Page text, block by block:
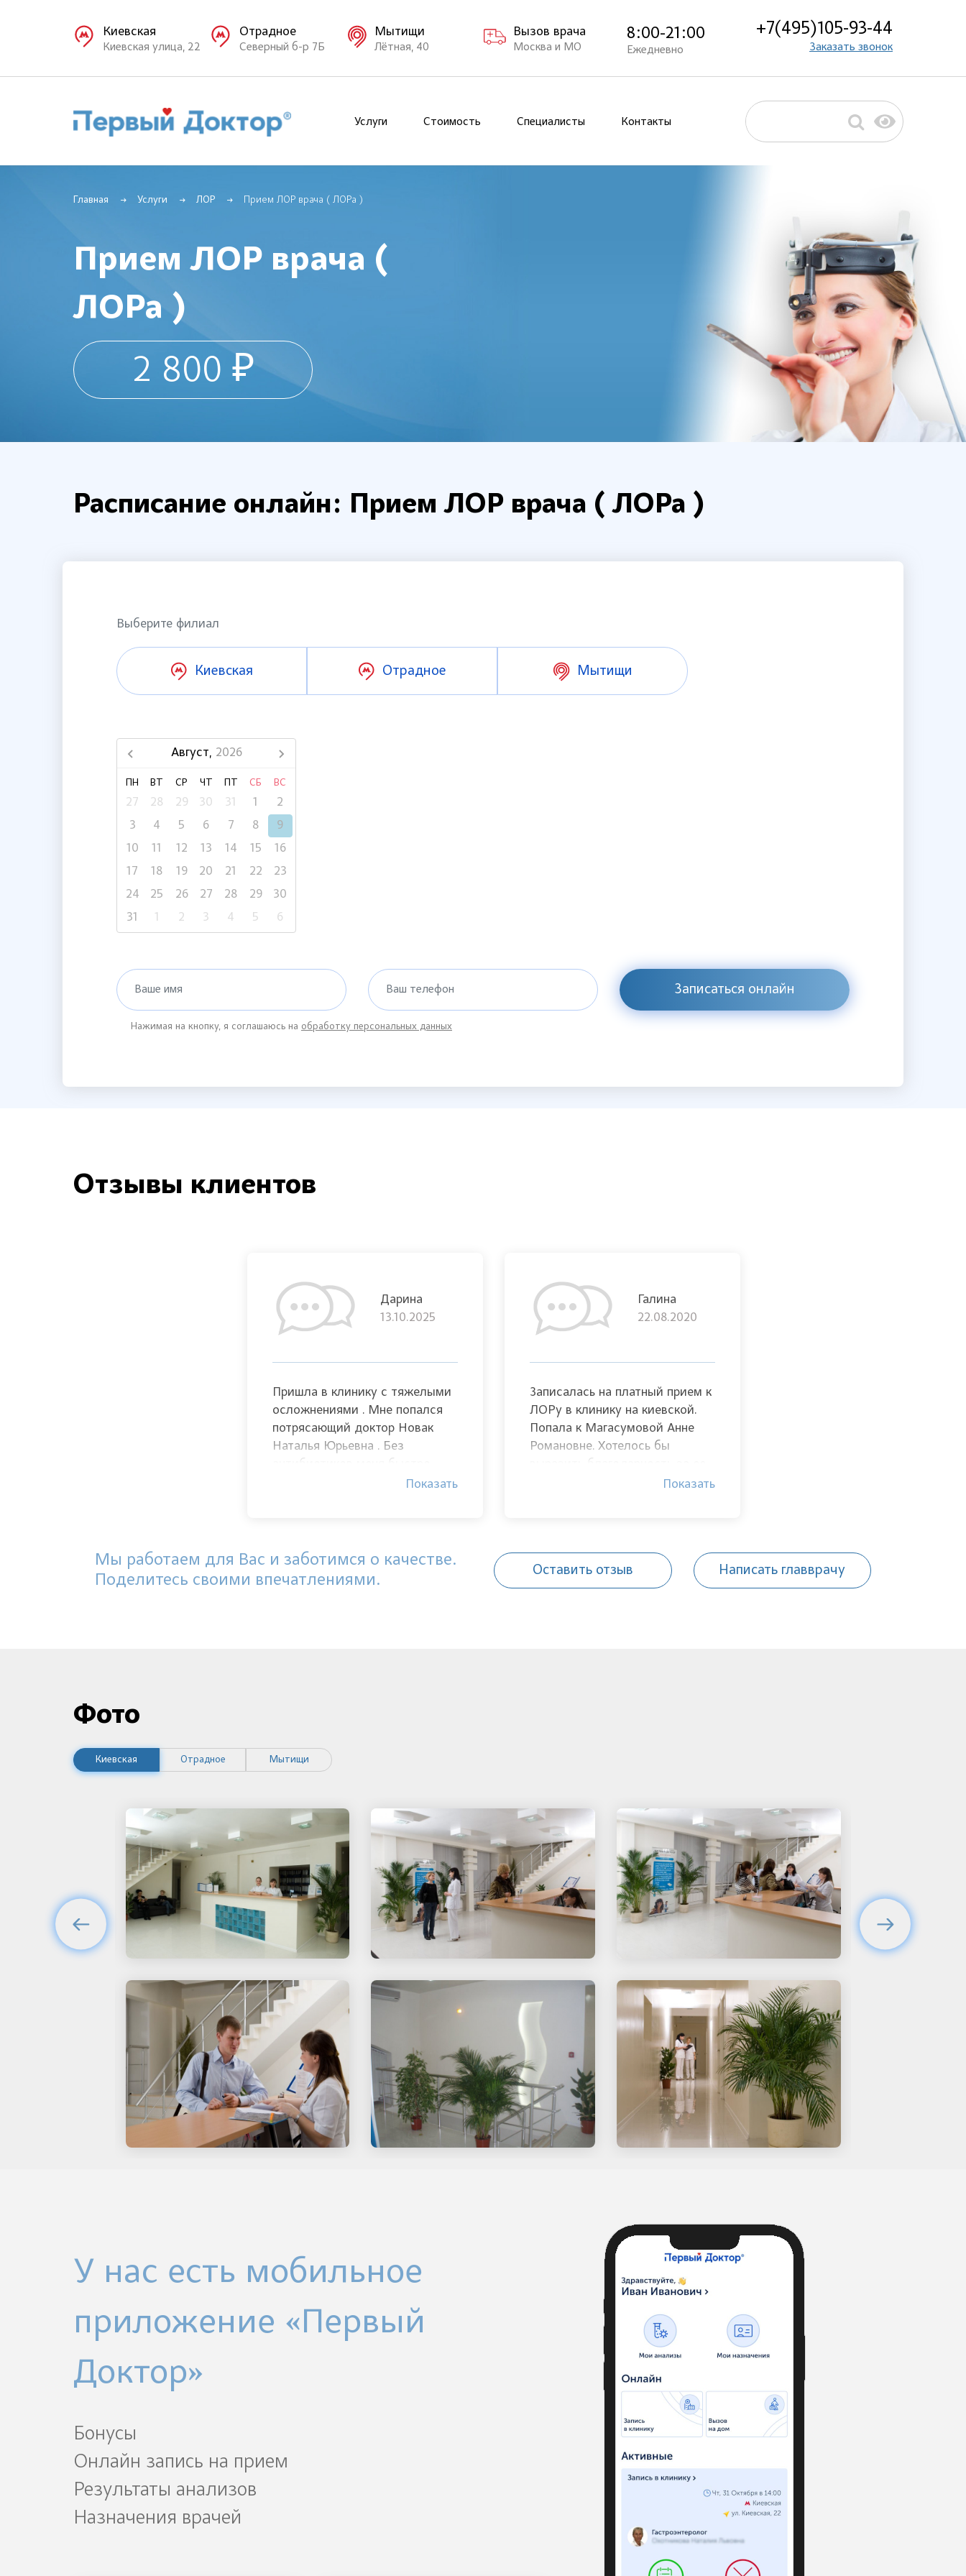
Киевская
Киевская улица, 22
Отрадное
Северный б-р 7Б
Мытищи
Лётная, 40
Вызов врача
Москва и МО
8:00-21:00
Ежедневно
+7(495)105-93-44
Заказать звонок
Услуги Стоимость Специалисты Контакты
Главная Услуги ЛОР Прием ЛОР врача ( ЛОРа )
Прием ЛОР врача (
ЛОРа )
2 800 ₽
Расписание онлайн: Прием ЛОР врача ( ЛОРа )
Выберите филиал
Киевская Отрадное Мытищи
Август, 2026
ПН ВТ СР ЧТ ПТ СБ ВС
27 28 29 30 31 1
2
3
4 5 6 7 8
9
10
11 12 13 14 15
16
17
18 19 20 21 22
23
24
25 26 27 28 29
30
31
1 2 3 4 5 6
Ваше имя Ваш телефон Записаться онлайн
Нажимая на кнопку, я соглашаюсь на обработку персональных данных
Отзывы клиентов
Дарина
13.10.2025
Пришла в клинику с тяжелыми
осложнениями . Мне попался
потрясающий доктор Новак
Наталья Юрьевна . Без
поставили на ноги . Большая
Показать
Галина
22.08.2020
Записалась на платный прием к
ЛОРу в клинику на киевской.
Попала к Магасумовой Анне
Романовне. Хотелось бы
разъяснила что и как. Спасибо!
Показать
Мы работаем для Вас и заботимся о качестве.
Поделитесь своими впечатлениями.
Оставить отзыв Написать главврачу
Фото
Киевская Отрадное Мытищи
У нас есть мобильное
приложение «Первый
Доктор»
Бонусы
Онлайн запись на прием
Результаты анализов
Назначения врачей